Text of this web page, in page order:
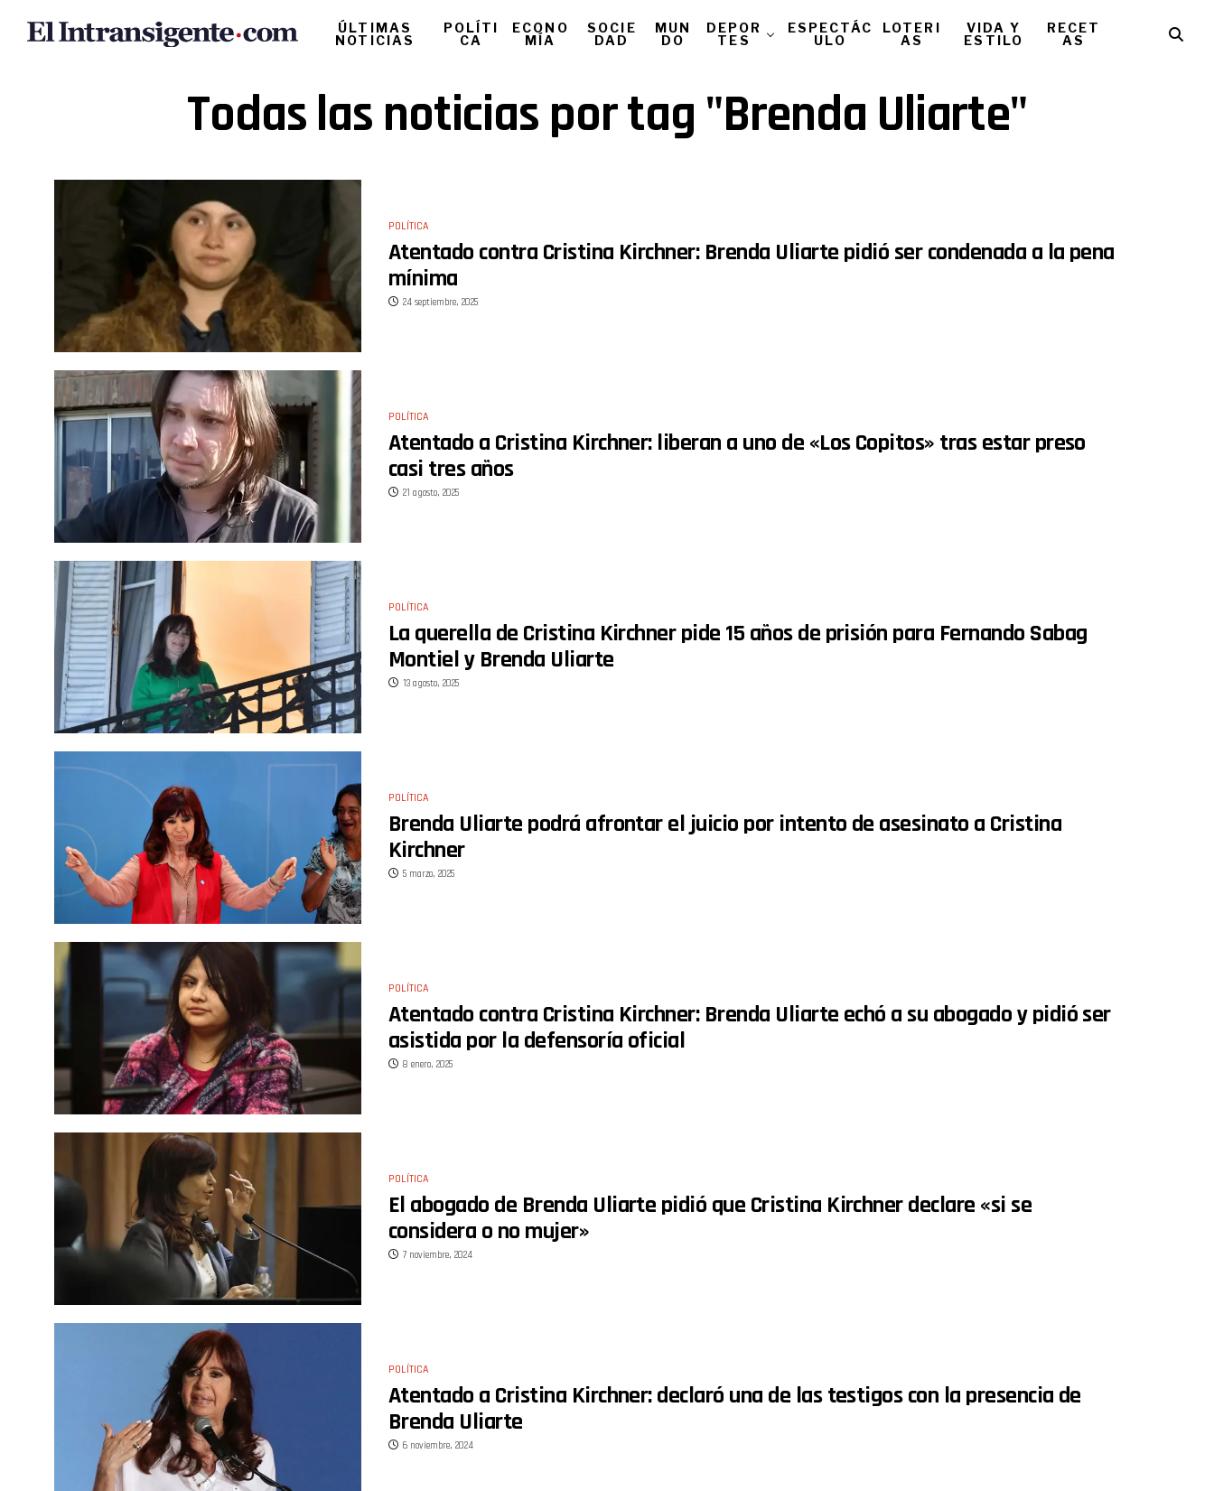
ÚLTIMAS
NOTICIAS
POLÍTI
CA
ECONO
MÍA
SOCIE
DAD
MUN
DO
DEPOR
TES
ESPECTÁC
ULO
LOTERI
AS
VIDA Y
ESTILO
RECET
AS
Todas las noticias por tag "Brenda Uliarte"
POLÍTICA
Atentado contra Cristina Kirchner: Brenda Uliarte pidió ser condenada a la pena
mínima
24 septiembre, 2025
POLÍTICA
Atentado a Cristina Kirchner: liberan a uno de «Los Copitos» tras estar preso
casi tres años
21 agosto, 2025
POLÍTICA
La querella de Cristina Kirchner pide 15 años de prisión para Fernando Sabag
Montiel y Brenda Uliarte
13 agosto, 2025
POLÍTICA
Brenda Uliarte podrá afrontar el juicio por intento de asesinato a Cristina
Kirchner
5 marzo, 2025
POLÍTICA
Atentado contra Cristina Kirchner: Brenda Uliarte echó a su abogado y pidió ser
asistida por la defensoría oficial
8 enero, 2025
POLÍTICA
El abogado de Brenda Uliarte pidió que Cristina Kirchner declare «si se
considera o no mujer»
7 noviembre, 2024
POLÍTICA
Atentado a Cristina Kirchner: declaró una de las testigos con la presencia de
Brenda Uliarte
6 noviembre, 2024